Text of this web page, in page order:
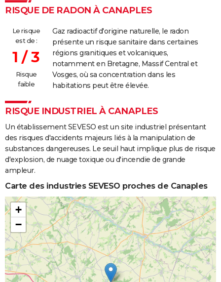
RISQUE DE RADON À CANAPLES
Le risque
est de :
1 / 3
Risque
faible
Gaz radioactif d'origine naturelle, le radon
présente un risque sanitaire dans certaines
régions granitiques et volcaniques,
notamment en Bretagne, Massif Central et
Vosges, où sa concentration dans les
habitations peut être élevée.
RISQUE INDUSTRIEL À CANAPLES
Un établissement SEVESO est un site industriel présentant
des risques d'accidents majeurs liés à la manipulation de
substances dangereuses. Le seuil haut implique plus de risque
d'explosion, de nuage toxique ou d'incendie de grande
ampleur.
Carte des industries SEVESO proches de Canaples
+
−